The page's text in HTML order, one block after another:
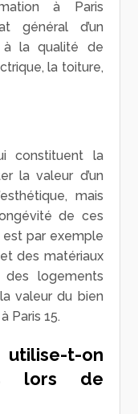
à Paris
général d’un
à la qualité de
la toiture,
constituent la
la valeur d’un
mais
de ces
est par exemple
des matériaux
des logements
valeur du bien
Paris 15.
t-on
lors de